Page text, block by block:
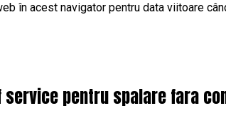
în acest navigator pentru data viitoare
pentru spalare fara